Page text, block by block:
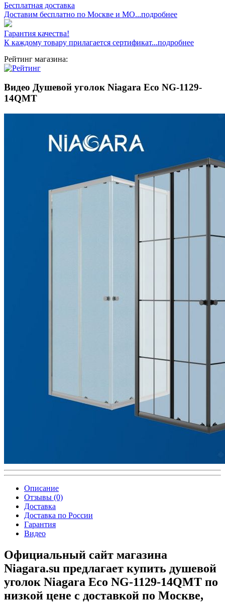
Бесплатная доставка
Доставим бесплатно по Москве и МО...подробнее
Гарантия качества!
К каждому товару прилагается сертификат...подробнее
Рейтинг магазина:
Видео Душевой уголок Niagara Eco NG-1129-
14QMT
Описание
Отзывы (0)
Доставка
Доставка по России
Гарантия
Видео
Официальный сайт магазина
Niagara.su предлагает купить душевой
уголок Niagara Eco NG-1129-14QMT по
низкой цене с доставкой по Москве,